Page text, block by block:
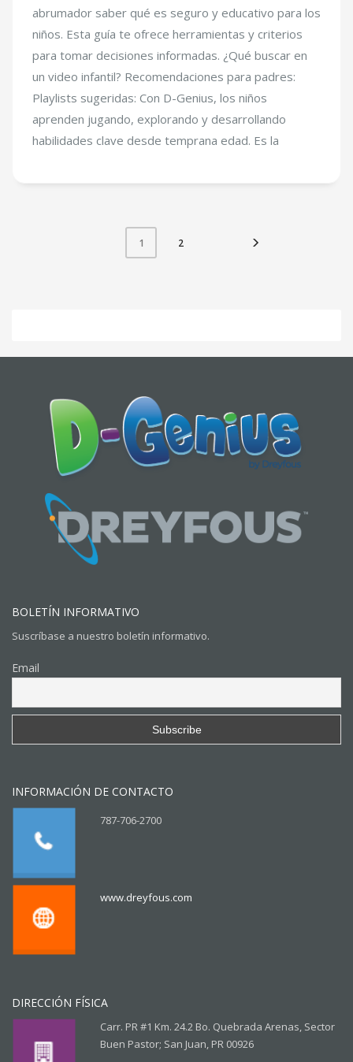
abrumador saber qué es seguro y educativo para los
niños. Esta guía te ofrece herramientas y criterios
para tomar decisiones informadas. ¿Qué buscar en
un video infantil? Recomendaciones para padres:
Playlists sugeridas: Con D-Genius, los niños
aprenden jugando, explorando y desarrollando
habilidades clave desde temprana edad. Es la
1 2
BOLETÍN INFORMATIVO
Suscríbase a nuestro boletín informativo.
Email
INFORMACIÓN DE CONTACTO
787-706-2700
www.dreyfous.com
DIRECCIÓN FÍSICA
Carr. PR #1 Km. 24.2 Bo. Quebrada Arenas, Sector
Buen Pastor; San Juan, PR 00926